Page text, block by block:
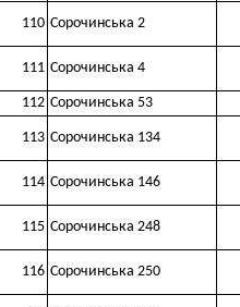
110 Сорочинська 2
111 Сорочинська 4
112 Сорочинська 53
113 Сорочинська 134
114 Сорочинська 146
115 Сорочинська 248
116 Сорочинська 250